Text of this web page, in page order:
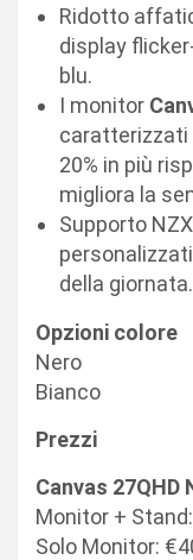
Ridotto
display
blu.
I monitor
caratterizzati
20% in più
migliora la
Supporto
della giornata.
Opzioni colore
Nero
Bianco
Prezzi
Canvas 27QHD
Monitor +
Solo Monitor: